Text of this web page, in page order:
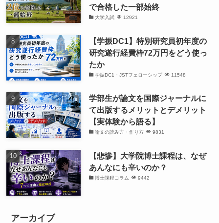
で合格した一部始終
大学入試 12921
【学振DC1】特別研究員初年度の
研究遂行経費枠72万円をどう使っ
たか
学振DC1・JSTフェローシップ 11548
学部生が論文を国際ジャーナルに
て出版するメリットとデメリット
【実体験から語る】
論文の読み方・作り方 9831
【悲惨】大学院博士課程は、なぜ
あんなにも辛いのか？
博士課程コラム 9442
アーカイブ